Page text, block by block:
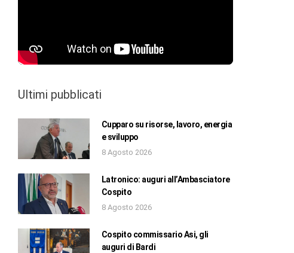
Ultimi pubblicati
Cupparo su risorse, lavoro, energia
e sviluppo
8 Agosto 2026
Latronico: auguri all’Ambasciatore
Cospito
8 Agosto 2026
Cospito commissario Asi, gli
auguri di Bardi